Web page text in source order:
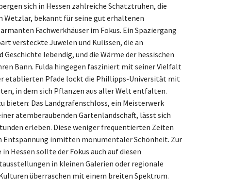
sich in Hessen zahlreiche Schatztruhen, die
Wetzlar, bekannt für seine gut erhaltenen
Fachwerkhäuser im Fokus. Ein Spaziergang
versteckte Juwelen und Kulissen, die an
lebendig, und die Wärme der hessischen
Bann. Fulda hingegen fasziniert mit seiner Vielfalt
etablierten Pfade lockt die Phillipps-Universität mit
in dem sich Pflanzen aus aller Welt entfalten.
bieten: Das Landgrafenschloss, ein Meisterwerk
atemberaubenden Gartenlandschaft, lässt sich
erleben. Diese weniger frequentierten Zeiten
Entspannung inmitten monumentaler Schönheit. Zur
Hessen sollte der Fokus auch auf diesen
in kleinen Galerien oder regionale
überraschen mit einem breiten Spektrum.